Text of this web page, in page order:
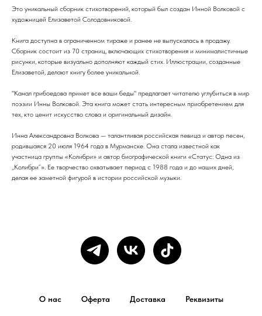
Это уникальный сборник стихотворений, который был создан Инной Волковой с
художницей Елизаветой Солодовниковой.
Книга доступна в ограниченном тираже и ранее не выпускалась в продажу.
Сборник состоит из 70 страниц, включающих стихотворения и минималистичные
рисунки, которые визуально дополняют каждый стих. Иллюстрации, созданные
Елизаветой, делают книгу более уникальной.
"Канал грибоедова примет все ваши беды" предлагает читателю углубиться в мир
поэзии Инны Волковой. Эта книга может стать интересным приобретением для
тех, кто ценит искусство слова и оригинальный дизайн.
Инна Александровна Волкова — талантливая российская певица и автор песен,
родившаяся 20 июля 1964 года в Мурманске. Она стала известной как
участница группы «Колибри» и автор биографической книги «Статус: Одна из
„Колибри“». Ее творчество охватывает период с 1988 года и до наших дней,
делая ее заметной фигурой в истории российской музыки.
О нас Оферта Доставка Реквизиты